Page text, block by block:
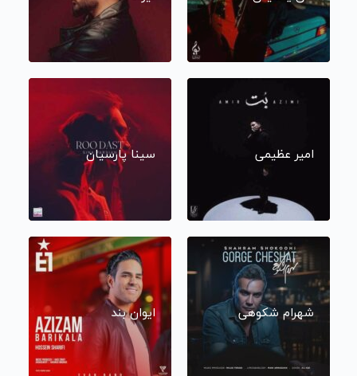
امیر عظیمی سینا پارسیان
شهرام شکوهی ایوان بند